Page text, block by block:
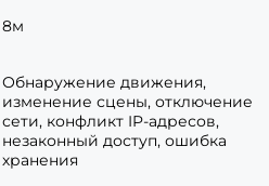
8м
Обнаружение движения,
изменение сцены, отключение
сети, конфликт IP-адресов,
незаконный доступ, ошибка
хранения